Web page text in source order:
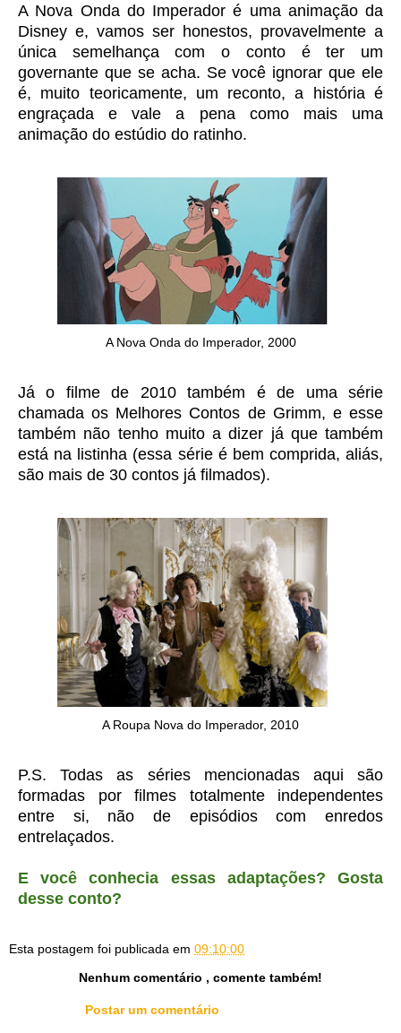
A Nova Onda do Imperador é uma animação da
Disney e, vamos ser honestos, provavelmente a
única semelhança com o conto é ter um
governante que se acha. Se você ignorar que ele
é, muito teoricamente, um reconto, a história é
engraçada e vale a pena como mais uma
animação do estúdio do ratinho.
A Nova Onda do Imperador, 2000
Já o filme de 2010 também é de uma série
chamada os Melhores Contos de Grimm, e esse
também não tenho muito a dizer já que também
está na listinha (essa série é bem comprida, aliás,
são mais de 30 contos já filmados).
A Roupa Nova do Imperador, 2010
P.S. Todas as séries mencionadas aqui são
formadas por filmes totalmente independentes
entre si, não de episódios com enredos
entrelaçados.
E você conhecia essas adaptações? Gosta
desse conto?
Esta postagem foi publicada em 09:10:00
Nenhum comentário , comente também!
Postar um comentário